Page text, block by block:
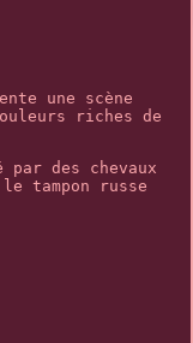
une scène
riches de
des chevaux
tampon russe